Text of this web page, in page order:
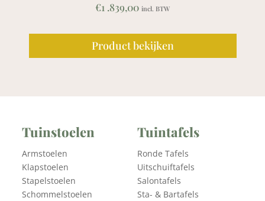
1 .839,00 incl. BTW
Product bekijken
Tuinstoelen
Armstoelen
Klapstoelen
Stapelstoelen
Schommelstoelen
Tuintafels
Ronde Tafels
Uitschuiftafels
Salontafels
Sta- & Bartafels